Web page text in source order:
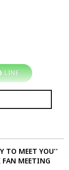
LINE
TO MEET YOU''
FAN MEETING